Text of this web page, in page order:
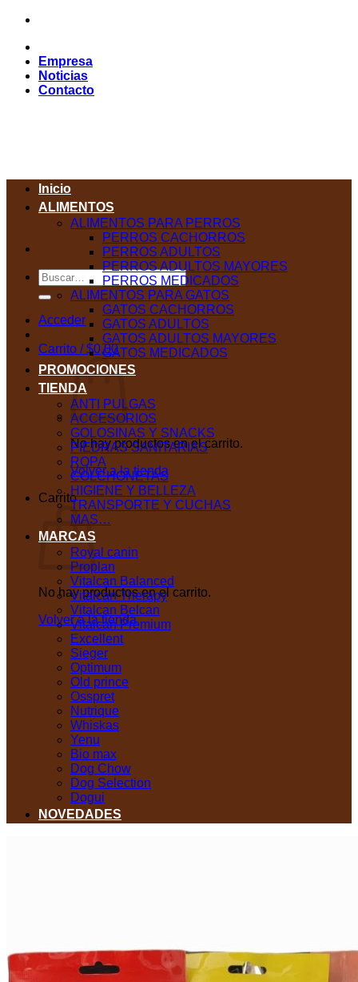
Saltar
contenido
Empresa
Noticias
Contacto
Buscar
por:
Acceder
Carrito /$0,00
No hay productos en el carrito.
Volver a la tienda
Carrito
No hay productos en el carrito.
Volver a la tienda
Inicio
ALIMENTOS
ALIMENTOS PARA PERROS
PERROS CACHORROS
PERROS ADULTOS
PERROS ADULTOS MAYORES
PERROS MEDICADOS
ALIMENTOS PARA GATOS
GATOS CACHORROS
GATOS ADULTOS
GATOS ADULTOS MAYORES
GATOS MEDICADOS
PROMOCIONES
TIENDA
ANTI PULGAS
ACCESORIOS
GOLOSINAS Y SNACKS
PIEDRAS SANITARIAS
ROPA
COLCHONETAS
HIGIENE Y BELLEZA
TRANSPORTE Y CUCHAS
MAS…
MARCAS
Royal canin
Proplan
Vitalcan Balanced
Vitalcan Therapy
Vitalcan Belcan
Vitalcan Premium
Excellent
Sieger
Optimum
Old prince
Osspret
Nutrique
Whiskas
Yenu
Bio max
Dog Chow
Dog Selection
Dogui
NOVEDADES